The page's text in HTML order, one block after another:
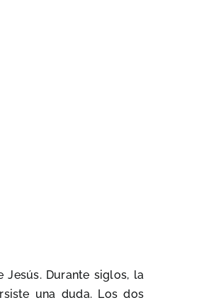
Durante siglos, la
una duda. Los dos